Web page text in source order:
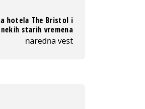
hotela The Bristol i
starih vremena
naredna vest